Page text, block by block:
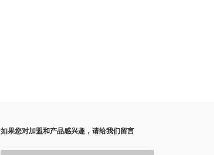
如果您对加盟和产品感兴趣，请给我们留言